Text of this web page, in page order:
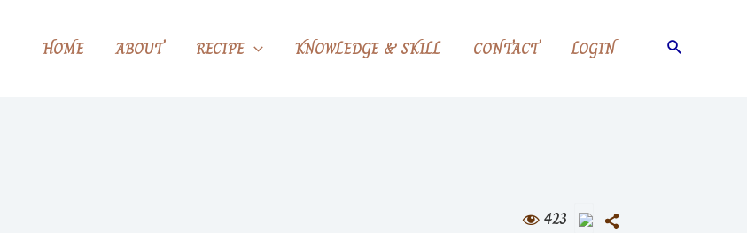
HOME ABOUT RECIPE KNOWLEDGE & SKILL CONTACT LOGIN
423